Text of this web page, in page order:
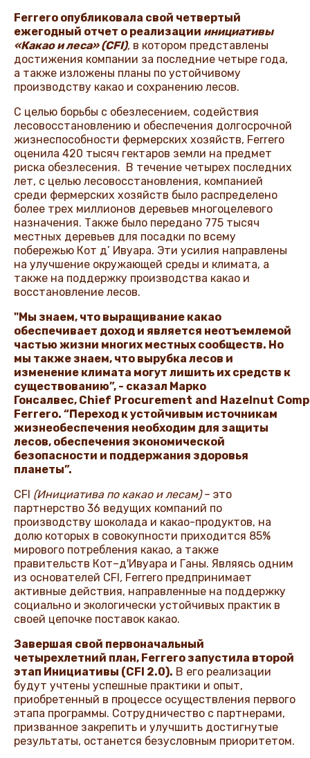
Ferrero опубликовала свой четвертый
ежегодный отчет о реализации инициативы
«Какао и леса» (CFI), в котором представлены
достижения компании за последние четыре года,
а также изложены планы по устойчивому
производству какао и сохранению лесов.
С целью борьбы с обезлесением, содействия
лесовосстановлению и обеспечения долгосрочной
жизнеспособности фермерских хозяйств, Ferrero
оценила 420 тысяч гектаров земли на предмет
риска обезлесения. В течение четырех последних
лет, с целью лесовосстановления, компанией
среди фермерских хозяйств было распределено
более трех миллионов деревьев многоцелевого
назначения. Также было передано 775 тысяч
местных деревьев для посадки по всему
побережью Кот д’ Ивуара. Эти усилия направлены
на улучшение окружающей среды и климата, а
также на поддержку производства какао и
восстановление лесов.
"Мы знаем, что выращивание какао
обеспечивает доход и является неотъемлемой
частью жизни многих местных сообществ. Но
мы также знаем, что вырубка лесов и
изменение климата могут лишить их средств к
существованию”, - сказал Марко
Гонсалвес, Chief Procurement and Hazelnut
Ferrero. “Переход к устойчивым источникам
жизнеобеспечения необходим для защиты
лесов, обеспечения экономической
безопасности и поддержания здоровья
планеты”.
CFI (Инициатива по какао и лесам)– это
партнерство 36 ведущих компаний по
производству шоколада и какао-продуктов, на
долю которых в совокупности приходится 85%
мирового потребления какао, а также
правительств Кот–д'Ивуара и Ганы. Являясь одним
из основателей CFI, Ferrero предпринимает
активные действия, направленные на поддержку
социально и экологически устойчивых практик в
своей цепочке поставок какао.
Завершая свой первоначальный
четырехлетний план, Ferrero запустила второй
этап Инициативы (CFI 2.0). В его реализации
будут учтены успешные практики и опыт,
приобретенный в процессе осуществления первого
этапа программы. Сотрудничество с партнерами,
призванное закрепить и улучшить достигнутые
результаты, останется безусловным приоритетом.